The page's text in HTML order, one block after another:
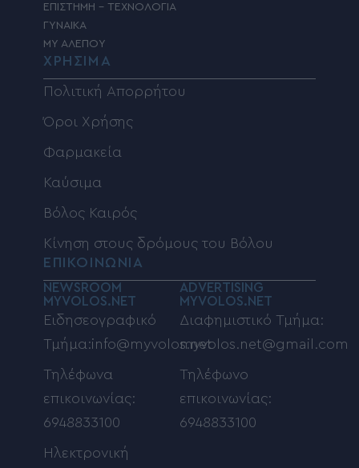
ΕΠΙΣΤΗΜΗ – ΤΕΧΝΟΛΟΓΙΑ
ΓΥΝΑΙΚΑ
MY ΑΛΕΠΟΥ
ΧΡΗΣΙΜΑ
Πολιτική Απορρήτου
Όροι Χρήσης
Φαρμακεία
Καύσιμα
Βόλος Καιρός
Κίνηση στους δρόμους του Βόλου
ΕΠΙΚΟΙΝΩΝΙΑ
NEWSROOM
MYVOLOS.NET
Ειδησεογραφικό
Τμήμα:info@myvolos.net
Τηλέφωνα
επικοινωνίας:
6948833100
Ηλεκτρονική
ADVERTISING
MYVOLOS.NET
Διαφημιστικό Τμήμα:
myvolos.net@gmail.com
Τηλέφωνο
επικοινωνίας:
6948833100